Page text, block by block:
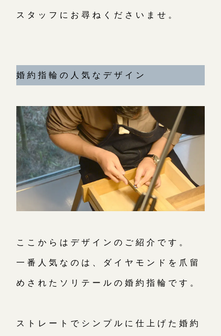
スタッフにお尋ねくださいませ。
婚約指輪の人気なデザイン
ここからはデザインのご紹介です。
一番人気なのは、ダイヤモンドを爪留
めされたソリテールの婚約指輪です。
ストレートでシンプルに仕上げた婚約